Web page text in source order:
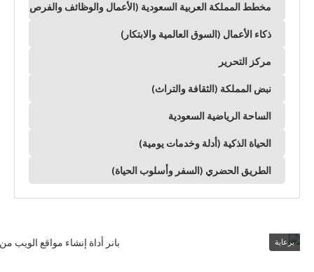
مخطط المملكة العربية السعودية (الأعمال والوظائف والفرص)
ذكاء الأعمال (السوق العالمية والابتكار)
مركز التحرير
نبض المملكة (الثقافة والتراث)
الساحة الرياضية السعودية
الحياة الذكية (أدلة وخدمات يومية)
الطريق الحضري (السفر وأسلوب الحياة)
برعاية